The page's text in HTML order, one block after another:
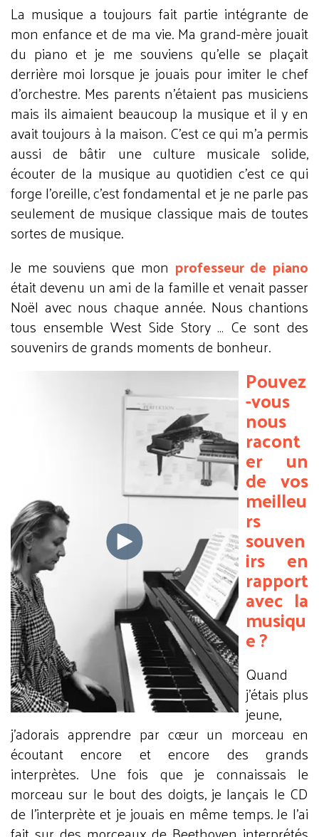
La musique a toujours fait partie intégrante de
mon enfance et de ma vie. Ma grand-mère jouait
du piano et je me souviens qu’elle se plaçait
derrière moi lorsque je jouais pour imiter le chef
d’orchestre. Mes parents n’étaient pas musiciens
mais ils aimaient beaucoup la musique et il y en
avait toujours à la maison. C’est ce qui m’a permis
aussi de bâtir une culture musicale solide,
écouter de la musique au quotidien c’est ce qui
forge l’oreille, c’est fondamental et je ne parle pas
seulement de musique classique mais de toutes
sortes de musique.
Je me souviens que mon professeur de piano
était devenu un ami de la famille et venait passer
Noël avec nous chaque année. Nous chantions
tous ensemble West Side Story … Ce sont des
souvenirs de grands moments de bonheur.
Pouvez
-vous
nous
racont
er un
de vos
meilleu
rs
souven
irs en
rapport
avec la
musiqu
e ?
Quand
j’étais plus
jeune,
j’adorais apprendre par cœur un morceau en
écoutant encore et encore des grands
interprètes. Une fois que je connaissais le
morceau sur le bout des doigts, je lançais le CD
de l’interprète et je jouais en même temps. Je l’ai